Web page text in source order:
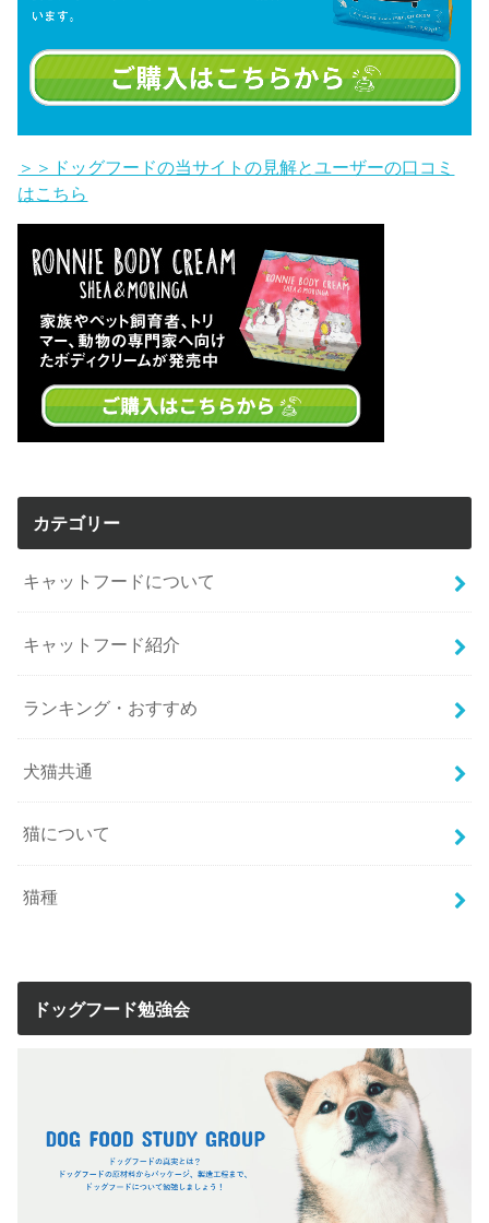
＞＞ドッグフードの当サイトの見解とユーザーの口コミ
はこちら
カテゴリー
キャットフードについて
キャットフード紹介
ランキング・おすすめ
犬猫共通
猫について
猫種
ドッグフード勉強会